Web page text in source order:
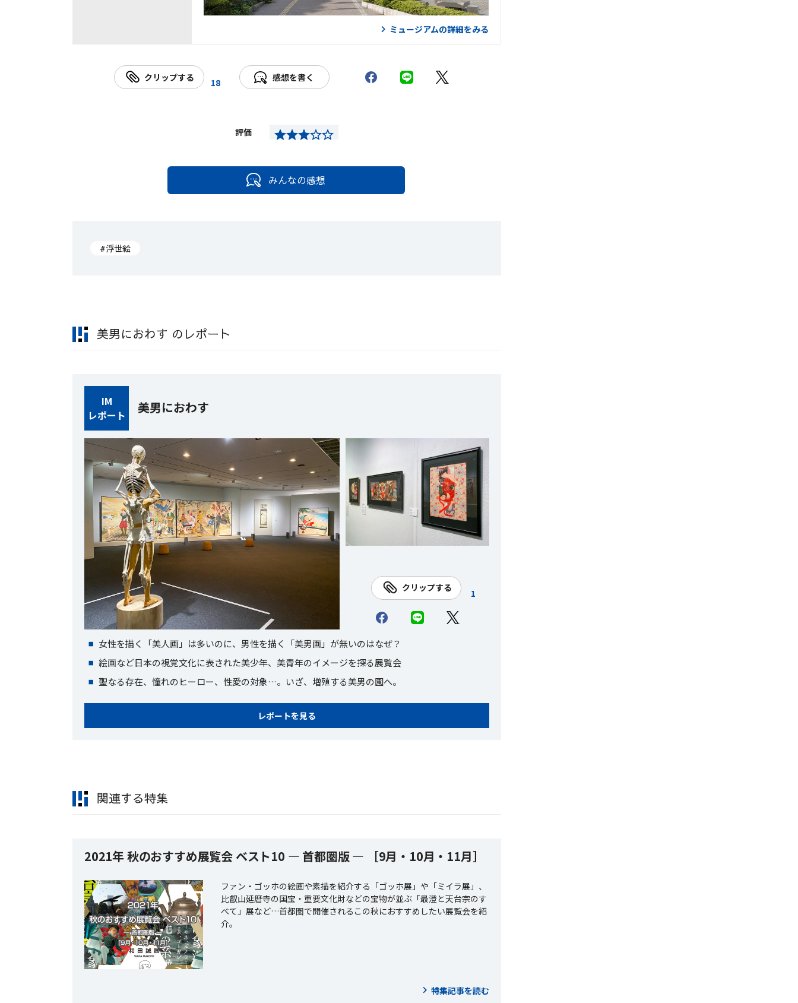
ミュージアムの詳細をみる
クリップする 18 感想を書く
評価
みんなの感想
#浮世絵
美男におわす のレポート
IM
レポート
美男におわす
クリップする 1
女性を描く「美人画」は多いのに、男性を描く「美男画」が無いのはなぜ？
絵画など日本の視覚文化に表された美少年、美青年のイメージを探る展覧会
聖なる存在、憧れのヒーロー、性愛の対象…。いざ、増殖する美男の園へ。
レポートを見る
関連する特集
2021年 秋のおすすめ展覧会 ベスト10 ― 首都圏版 ― ［9月・10月・11月］
ファン・ゴッホの絵画や素描を紹介する「ゴッホ展」や「ミイラ展」、
比叡山延暦寺の国宝・重要文化財などの宝物が並ぶ「最澄と天台宗のす
べて」展など…首都圏で開催されるこの秋におすすめしたい展覧会を紹
介。
特集記事を読む